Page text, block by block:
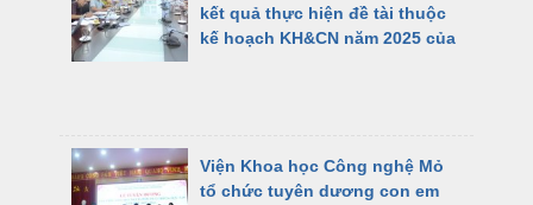
kết quả thực hiện đề tài thuộc
kế hoạch KH&CN năm 2025 của
Viện Khoa học Công nghệ Mỏ
tổ chức tuyên dương con em